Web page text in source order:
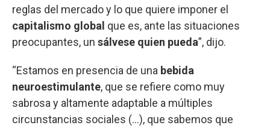
reglas del mercado y lo que quiere imponer el
capitalismo global que es, ante las situaciones
preocupantes, un sálvese quien pueda”, dijo.
“Estamos en presencia de una bebida
neuroestimulante, que se refiere como muy
sabrosa y altamente adaptable a múltiples
circunstancias sociales (...), que sabemos que